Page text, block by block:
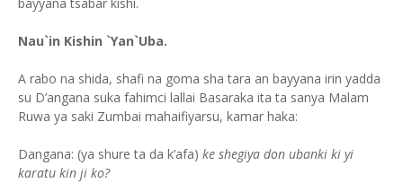
Nau`in Kishin `Yan`Uba.
A rabo na shida, shafi na goma sha tara an bayyana irin yadda
su D’angana suka fahimci lallai Basaraka ita ta sanya Malam
Ruwa ya saki Zumbai mahaifiyarsu, kamar haka:
Dangana: (ya shure ta da k’afa) ke shegiya don ubanki ki yi
karatu kin ji ko?